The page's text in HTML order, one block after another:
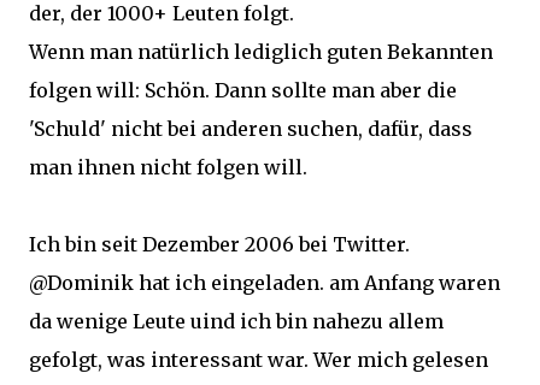
der, der 1000+ Leuten folgt.
Wenn man natürlich lediglich guten Bekannten
folgen will: Schön. Dann sollte man aber die
'Schuld' nicht bei anderen suchen, dafür, dass
man ihnen nicht folgen will.
Ich bin seit Dezember 2006 bei Twitter.
@Dominik hat ich eingeladen. am Anfang waren
da wenige Leute uind ich bin nahezu allem
gefolgt, was interessant war. Wer mich gelesen